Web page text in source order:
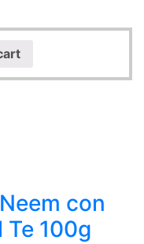
con
100g